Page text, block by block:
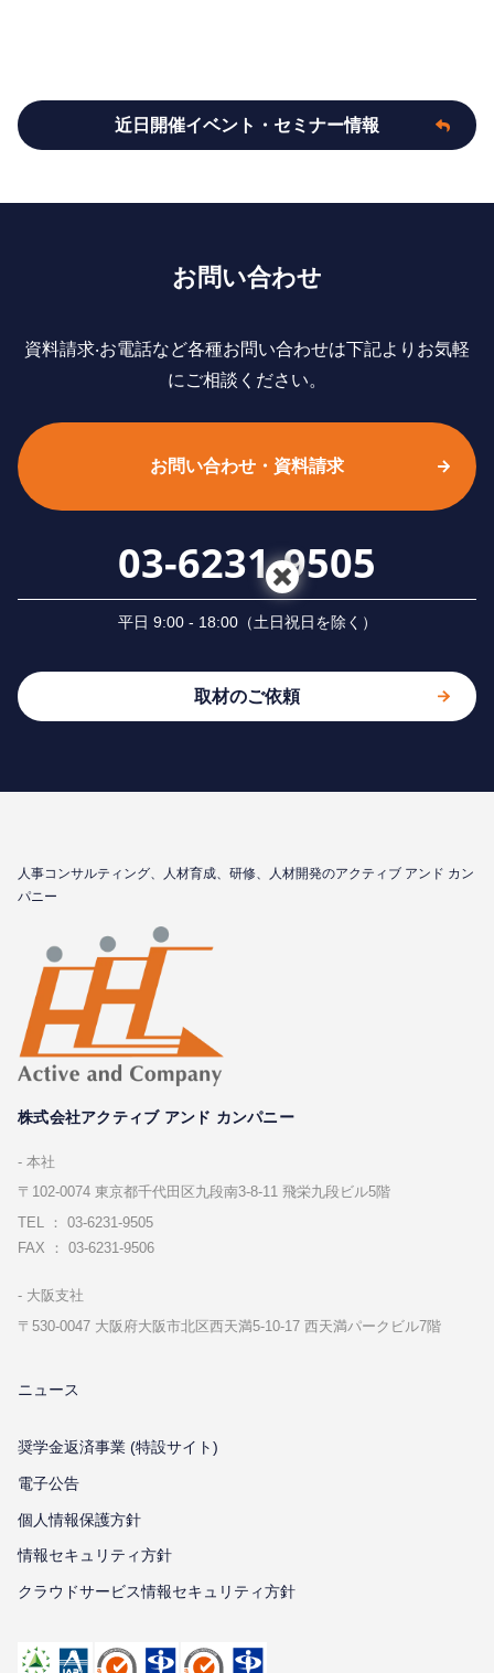
近日開催イベント・セミナー情報
お問い合わせ
資料請求‧お電話など各種お問い合わせは下記よりお気軽
にご相談ください。
お問い合わせ・資料請求
03-6231-9505
平⽇ 9:00 - 18:00（⼟⽇祝⽇を除く）
取材のご依頼
⼈事コンサルティング、⼈材育成、研修、⼈材開発のアクティブ アンド カン
パニー
株式会社アクティブ アンド カンパニー
本社
〒102-0074 東京都千代⽥区九段南3-8-11 飛栄九段ビル5階
TEL ： 03-6231-9505
FAX ： 03-6231-9506
⼤阪⽀社
〒530-0047 ⼤阪府⼤阪市北区⻄天満5-10-17 ⻄天満パークビル7階
ニュース
奨学金返済事業 (特設サイト)
電子公告
個⼈情報保護⽅針
情報セキュリティ⽅針
クラウドサービス情報セキュリティ方針